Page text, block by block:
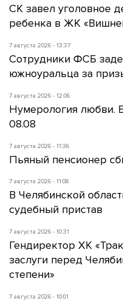
СК завел уголовное
ребенка в ЖК
7 августа 2026 - 13:37
Сотрудники ФСБ
южноуральца за
7 августа 2026 - 12:06
Нумерология любви.
08.08
7 августа 2026 - 11:36
Пьяный пенсионер
7 августа 2026 - 11:08
В Челябинской
судебный пристав
7 августа 2026 - 10:31
Гендиректор ХК
заслуги перед
степени»
7 августа 2026 - 10:01